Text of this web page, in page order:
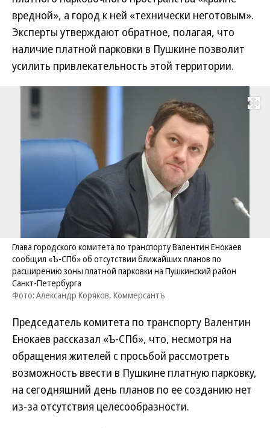
вредной», а город к ней «технически неготовым».
Эксперты утверждают обратное, полагая, что
наличие платной парковки в Пушкине позволит
усилить привлекательность этой территории.
Развернуть
Глава городского комитета по транспорту Валентин Енокаев
сообщил «Ъ-СПб» об отсутствии ближайших планов по
расширению зоны платной парковки на Пушкинский район
Санкт-Петербурга
Фото: Александр Коряков, Коммерсантъ
Председатель комитета по транспорту Валентин
Енокаев рассказал «Ъ-СПб», что, несмотря на
обращения жителей с просьбой рассмотреть
возможность ввести в Пушкине платную парковку,
на сегодняшний день планов по ее созданию нет
из-за отсутствия целесообразности.